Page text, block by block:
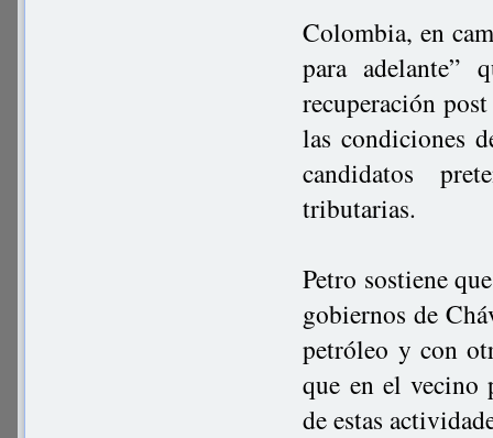
Colombia, en
para adelante”
recuperación
las condiciones
candidatos
tributarias.
Petro sostiene
gobiernos de
petróleo y con
que en el vecino
de estas